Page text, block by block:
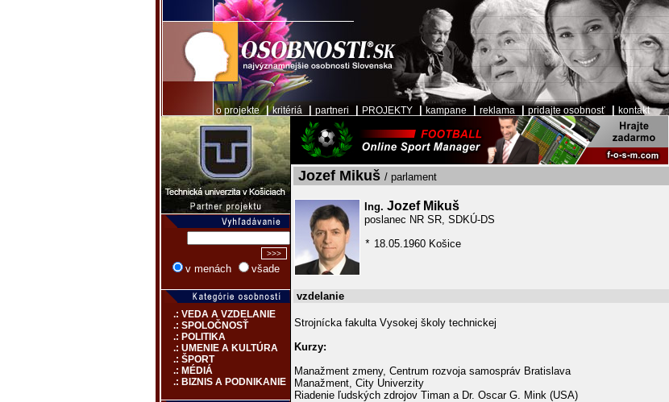
o projekte|kritériá partneri PROJEKTY kampane reklama pridajte osobnosť kontakt
v menách všade
.: VEDA A VZDELANIE
.: SPOLOČNOSŤ
.: POLITIKA
.: UMENIE A KULTÚRA
.: ŠPORT
.: MÉDIÁ
.: BIZNIS A PODNIKANIE
Jozef Mikuš / parlament
Ing. Jozef Mikuš
poslanec NR SR, SDKÚ-DS
* 18.05.1960 Košice
vzdelanie
Strojnícka fakulta Vysokej školy technickej
Kurzy:
Manažment zmeny, Centrum rozvoja samospráv Bratislava
Manažment, City Univerzity
Riadenie ľudských zdrojov Timan a Dr. Oscar G. Mink (USA)